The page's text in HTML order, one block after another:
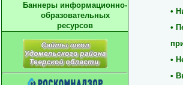
Баннеры информационно-
образовательных
ресурсов
•
•
•
•